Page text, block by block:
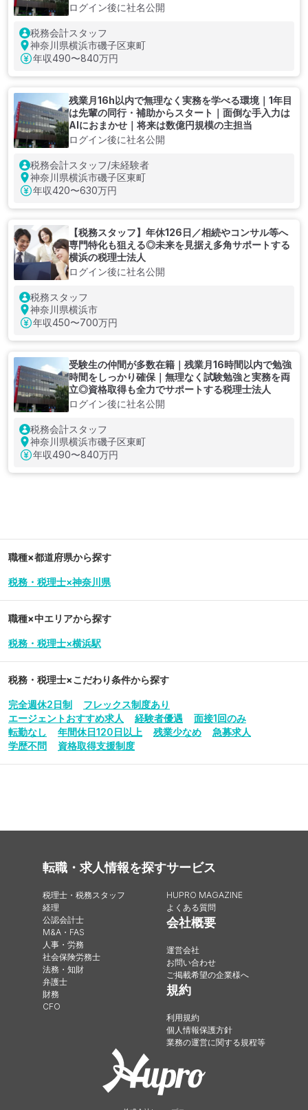
ログイン後に社名公開
税務会計スタッフ
神奈川県横浜市磯子区東町
年収490〜840万円
残業月16h以内で無理なく実務を学べる環境｜1年目
は先輩の同行・補助からスタート｜面倒な手入力は
AIにおまかせ｜将来は数億円規模の主担当
ログイン後に社名公開
税務会計スタッフ/未経験者
神奈川県横浜市磯子区東町
年収420〜630万円
【税務スタッフ】年休126日／相続やコンサル等へ
専門特化も狙える◎未来を見据え多角サポートする
横浜の税理士法人
ログイン後に社名公開
税務スタッフ
神奈川県横浜市
年収450〜700万円
受験生の仲間が多数在籍｜残業月16時間以内で勉強
時間をしっかり確保｜無理なく試験勉強と実務を両
立◎資格取得も全力でサポートする税理士法人
ログイン後に社名公開
税務会計スタッフ
神奈川県横浜市磯子区東町
年収490〜840万円
職種×都道府県から探す
税務・税理士×神奈川県
職種×中エリアから探す
税務・税理士×横浜駅
税務・税理士×こだわり条件から探す
完全週休2日制
フレックス制度あり
エージェントおすすめ求人
経験者優遇
面接1回のみ
転勤なし
年間休日120日以上 残業少なめ
急募求人
学歴不問
資格取得支援制度
転職・求人情報を探す
税理士・税務スタッフ
経理
公認会計士
M&A・FAS
人事・労務
社会保険労務士
法務・知財
弁護士
財務
CFO
サービス
HUPRO MAGAZINE
よくある質問
会社概要
運営会社
お問い合わせ
ご掲載希望の企業様へ
規約
利用規約
個人情報保護方針
業務の運営に関する規程等